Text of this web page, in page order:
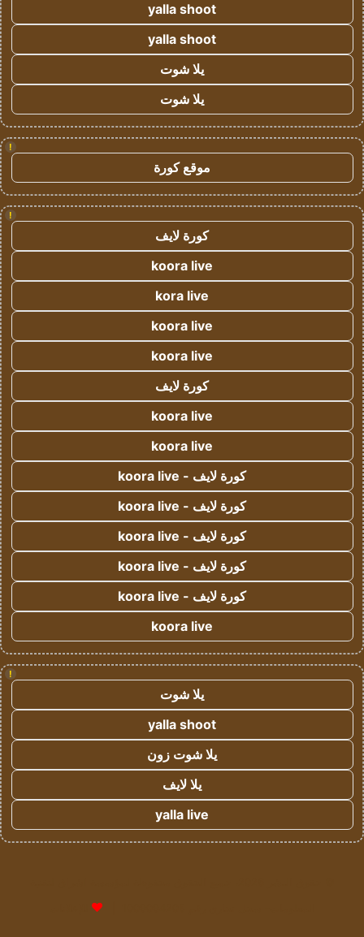
yalla shoot
yalla shoot
يلا شوت
يلا شوت
!
موقع كورة
!
كورة لايف
koora live
kora live
koora live
koora live
كورة لايف
koora live
koora live
كورة لايف - koora live
كورة لايف - koora live
كورة لايف - koora live
كورة لايف - koora live
كورة لايف - koora live
koora live
!
يلا شوت
yalla shoot
يلا شوت زون
يلا لايف
yalla live